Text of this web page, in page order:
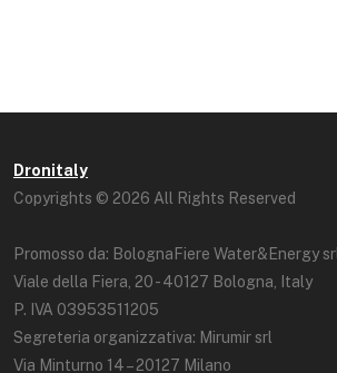
Dronitaly
Copyrights © 2026 All Rights Reserved
Promosso da: BolognaFiere Water&Energy srl
Viale della Fiera, 20 - 40127 Bologna, Italy
P. IVA 03953511205
Segreteria organizzativa: Mirumir srl
Via Minturno 14 – 20127 Milano